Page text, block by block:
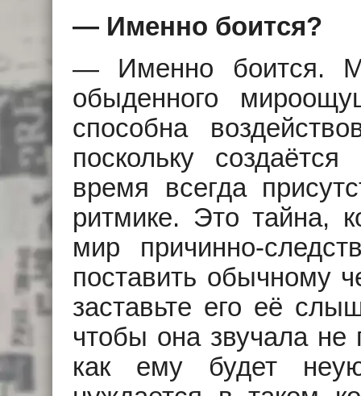
— Именно боится?
— Именно боится.
обыденного
способна
поскольку
время всегда
ритмике. Это тайна,
мир причинно-
поставить обычному
заставьте его её
чтобы она звучала
как ему будет